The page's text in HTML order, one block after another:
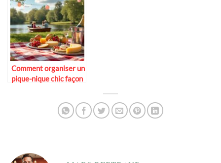
Comment organiser un
pique-nique chic façon